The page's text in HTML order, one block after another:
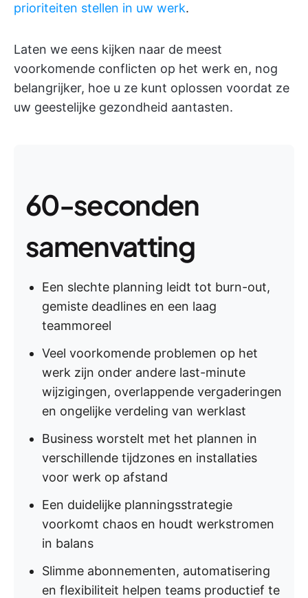
prioriteiten stellen in uw werk.
Laten we eens kijken naar de meest
voorkomende conflicten op het werk en, nog
belangrijker, hoe u ze kunt oplossen voordat ze
uw geestelijke gezondheid aantasten.
60-seconden
samenvatting
Een slechte planning leidt tot burn-out,
gemiste deadlines en een laag
teammoreel
Veel voorkomende problemen op het
werk zijn onder andere last-minute
wijzigingen, overlappende vergaderingen
en ongelijke verdeling van werklast
Business worstelt met het plannen in
verschillende tijdzones en installaties
voor werk op afstand
Een duidelijke planningsstrategie
voorkomt chaos en houdt werkstromen
in balans
Slimme abonnementen, automatisering
en flexibiliteit helpen teams productief te